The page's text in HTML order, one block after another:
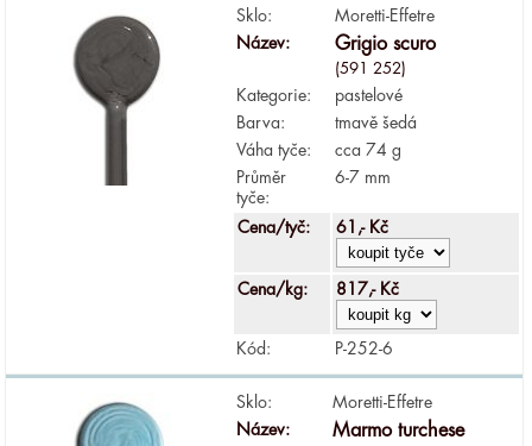
Sklo:
Moretti-Effetre
Název:
Grigio scuro
(591 252)
Kategorie:
pastelové
Barva:
tmavě šedá
Váha tyče:
cca 74 g
Průměr
tyče:
6-7 mm
Cena/tyč: 61,- Kč
Cena/kg: 817,- Kč
Kód: P-252-6
Sklo:
Moretti-Effetre
Název:
Marmo turchese